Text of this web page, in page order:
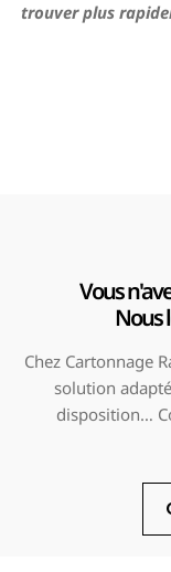
trouver plus
Vous
Nous
Chez Cartonnage
solution
disposition…